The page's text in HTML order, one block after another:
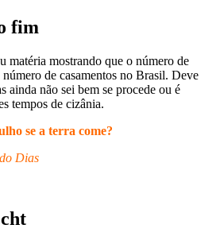
fim
mostrando que o número de
de casamentos no Brasil. Deve
ainda não sei bem se procede ou é
tempos de cizânia.
se a terra come?
Dias